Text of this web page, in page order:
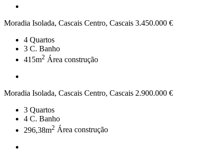
Moradia Isolada, Cascais Centro, Cascais 3.450.000 €
4 Quartos
3 C. Banho
415m2 Área construção
Moradia Isolada, Cascais Centro, Cascais 2.900.000 €
3 Quartos
4 C. Banho
296,38m2 Área construção